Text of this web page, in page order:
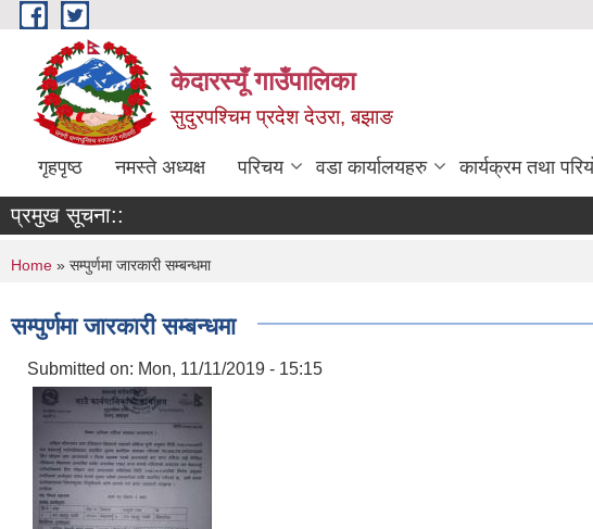
Skip to main content
केदारस्यूँ गाउँपालिका
सुदुरपश्चिम प्रदेश देउरा, बझाङ
गृहपृष्ठ नमस्ते अध्यक्ष परिचय वडा कार्यालयहरु कार्यक्रम तथा
प्रमुख सूचना::
You are here
Home » सम्पुर्णमा जारकारी सम्बन्धमा
सम्पुर्णमा जारकारी सम्बन्धमा
Submitted on: Mon, 11/11/2019 - 15:15